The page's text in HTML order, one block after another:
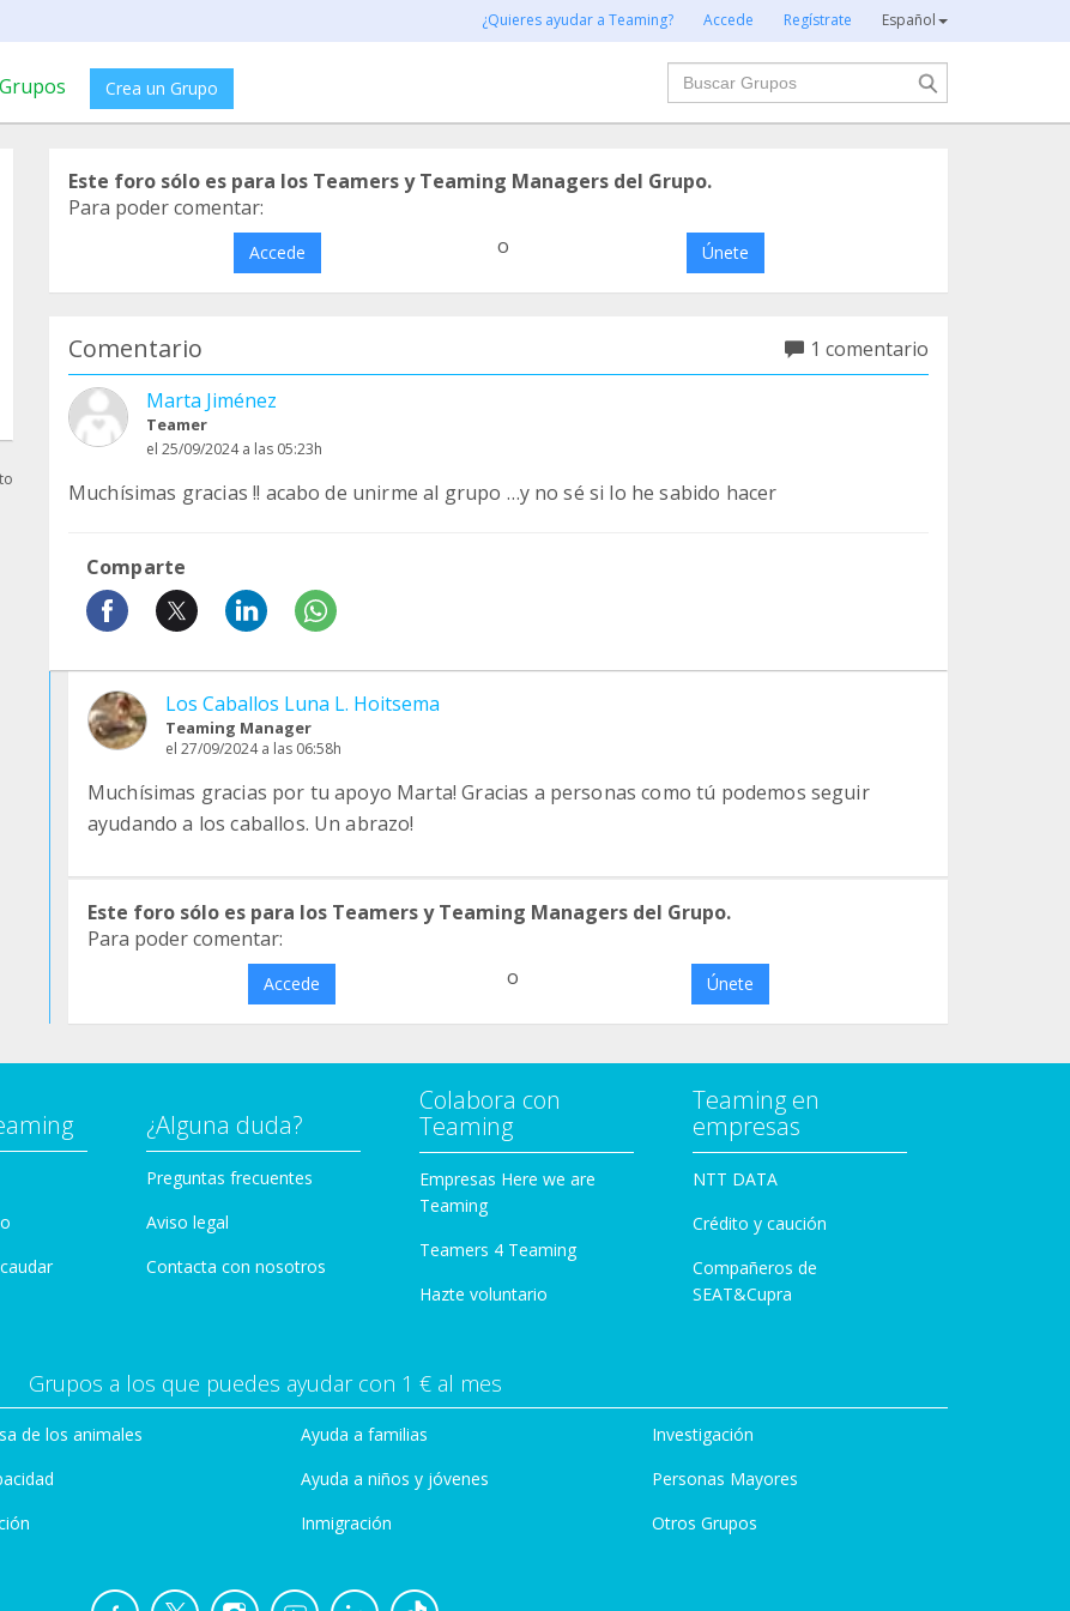
¿Quieres ayudar a Teaming? Accede Regístrate Español
Grupos Crea un Grupo
Buscar
Este foro sólo es para los Teamers y Teaming Managers del Grupo.
Para poder comentar:
Accede o Únete
Comentario
1 comentario
Marta Jiménez
Teamer
el 25/09/2024 a las 05:23h
Muchísimas gracias !! acabo de unirme al grupo …y no sé si lo he sabido hacer
Comparte
Los Caballos Luna L. Hoitsema
Teaming Manager
el 27/09/2024 a las 06:58h
Muchísimas gracias por tu apoyo Marta! Gracias a personas como tú podemos seguir
ayudando a los caballos. Un abrazo!
Este foro sólo es para los Teamers y Teaming Managers del Grupo.
Para poder comentar:
Accede o Únete
¿Alguna duda?
Preguntas frecuentes
Aviso legal
Contacta con nosotros
Colabora con
Teaming
Empresas Here we are
Teaming
Teamers 4 Teaming
Hazte voluntario
Teaming en
empresas
NTT DATA
Crédito y caución
Compañeros de
SEAT&Cupra
Grupos a los que puedes ayudar con 1 € al mes
de los animales
Ayuda a familias
Ayuda a niños y jóvenes
Inmigración
Investigación
Personas Mayores
Otros Grupos